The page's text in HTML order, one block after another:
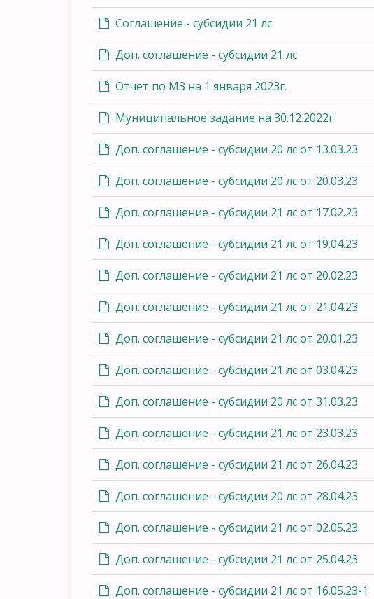
Соглашение - субсидии 21 лс
Доп. соглашение - субсидии 21 лс
Отчет по МЗ на 1 января 2023г.
Муниципальное задание на 30.12.2022г
Доп. соглашение - субсидии 20 лс от 13.03.23
Доп. соглашение - субсидии 20 лс от 20.03.23
Доп. соглашение - субсидии 21 лс от 17.02.23
Доп. соглашение - субсидии 21 лс от 19.04.23
Доп. соглашение - субсидии 21 лс от 20.02.23
Доп. соглашение - субсидии 21 лс от 21.04.23
Доп. соглашение - субсидии 21 лс от 20.01.23
Доп. соглашение - субсидии 21 лс от 03.04.23
Доп. соглашение - субсидии 20 лс от 31.03.23
Доп. соглашение - субсидии 21 лс от 23.03.23
Доп. соглашение - субсидии 21 лс от 26.04.23
Доп. соглашение - субсидии 20 лс от 28.04.23
Доп. соглашение - субсидии 21 лс от 02.05.23
Доп. соглашение - субсидии 21 лс от 25.04.23
Доп. соглашение - субсидии 21 лс от 16.05.23-1